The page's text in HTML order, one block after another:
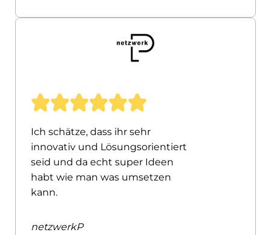
Ich schätze, dass ihr sehr
innovativ und Lösungsorientiert
seid und da echt super Ideen
habt wie man was umsetzen
kann.
netzwerkP